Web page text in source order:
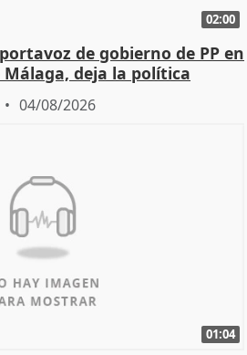
02:00
de gobierno de PP en
deja la política
04/08/2026
01:04